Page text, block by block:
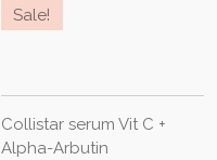
Sale!
Collistar serum Vit C +
Alpha-Arbutin